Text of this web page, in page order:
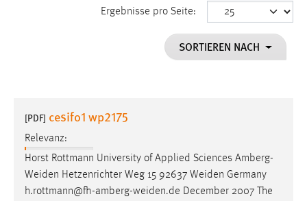
Ergebnisse pro Seite:
SORTIEREN NACH
[PDF] cesifo1 wp2175
Relevanz:
Horst Rottmann University of Applied Sciences Amberg-
Weiden Hetzenrichter Weg 15 92637 Weiden Germany
h.rottmann@fh-amberg-weiden.de December 2007 The
cookie_consent
Dieser Cookie speichert die ausgewählten Einverständnis-
Performance
Name: